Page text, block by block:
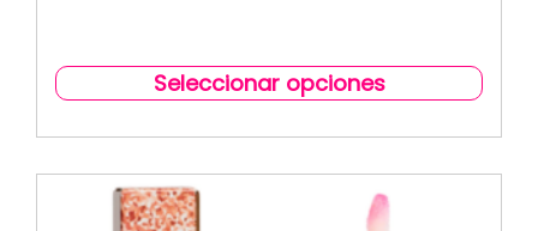
Seleccionar opciones